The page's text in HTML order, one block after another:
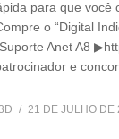
para que você
o “Digital
Anet A8
e
21 DE JULHO DE